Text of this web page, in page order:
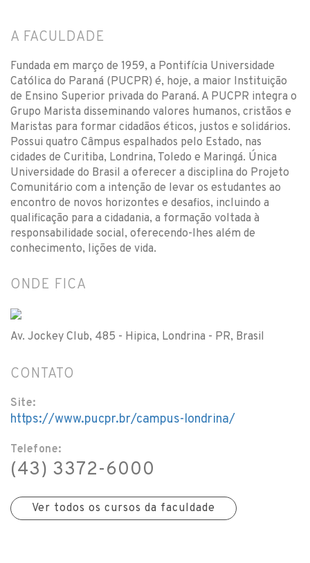
A FACULDADE
Fundada em março de 1959, a Pontifícia Universidade
Católica do Paraná (PUCPR) é, hoje, a maior Instituição
de Ensino Superior privada do Paraná. A PUCPR integra o
Grupo Marista disseminando valores humanos, cristãos e
Maristas para formar cidadãos éticos, justos e solidários.
Possui quatro Câmpus espalhados pelo Estado, nas
cidades de Curitiba, Londrina, Toledo e Maringá. Única
Universidade do Brasil a oferecer a disciplina do Projeto
Comunitário com a intenção de levar os estudantes ao
encontro de novos horizontes e desafios, incluindo a
qualificação para a cidadania, a formação voltada à
responsabilidade social, oferecendo-lhes além de
conhecimento, lições de vida.
ONDE FICA
Av. Jockey Club, 485 - Hipica, Londrina - PR, Brasil
CONTATO
Site:
https://www.pucpr.br/campus-londrina/
Telefone:
(43) 3372-6000
Ver todos os cursos da faculdade